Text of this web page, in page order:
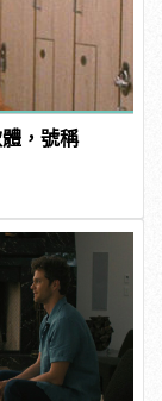
，號稱